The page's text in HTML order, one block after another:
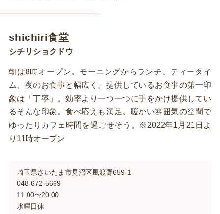
shichiri食堂
シチリショクドウ
朝は8時オープン。モーニングからランチ、ティータイ
ム、夜のお食事と幅広く。提供しているお食事の第一印
象は「丁寧」。効率より一つ一つに手をかけ提供してい
るそんな印象。食べ応えも満足。暖かい雰囲気の空間で
ゆったりカフェ時間を過ごせそう。※2022年1月21日よ
り11時オープン
埼玉県さいたま市見沼区風渡野659-1
048-672-5669
11:00〜20:00
水曜日休